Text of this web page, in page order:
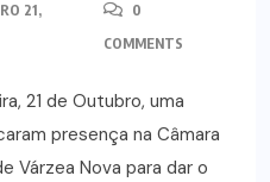
21,
0
COMMENTS
21 de Outubro, uma
presença na Câmara
Várzea Nova para dar o